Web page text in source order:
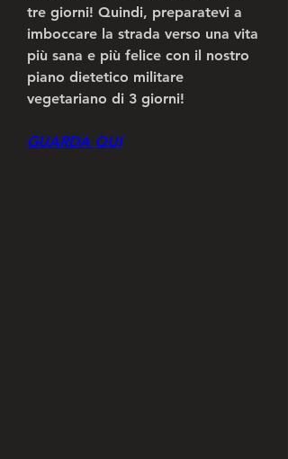
tre giorni! Quindi, preparatevi a
imboccare la strada verso una vita
più sana e più felice con il nostro
piano dietetico militare
vegetariano di 3 giorni!
GUARDA QUI